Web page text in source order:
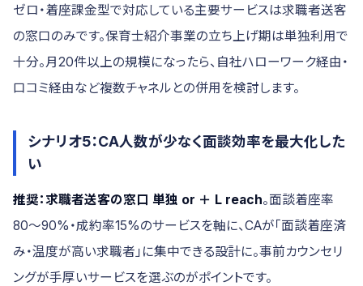
ゼロ・着座課金型で対応している主要サービスは求職者送客
の窓口のみです。保育士紹介事業の立ち上げ期は単独利用で
十分。月20件以上の規模になったら、自社ハローワーク経由・
口コミ経由など複数チャネルとの併用を検討します。
シナリオ5：CA人数が少なく面談効率を最大化した
い
推奨：求職者送客の窓口 単独 or ＋ L reach。面談着座率
80〜90%・成約率15%のサービスを軸に、CAが「面談着座済
み・温度が高い求職者」に集中できる設計に。事前カウンセリ
ングが手厚いサービスを選ぶのがポイントです。